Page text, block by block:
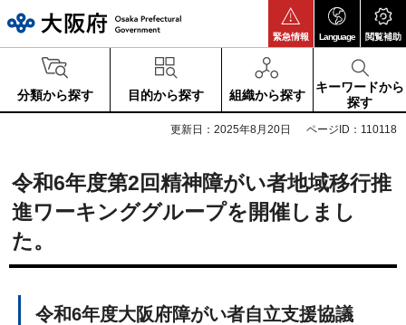
緊急情報 Language 閲覧補助
分類から探す 目的から探す 組織から探す
キーワードから
探す
更新日：2025年8月20日 ページID：110118
令和6年度第2回精神障がい者地域移行推
進ワーキンググループを開催しまし
た。
令和6年度大阪府障がい者自立支援協議